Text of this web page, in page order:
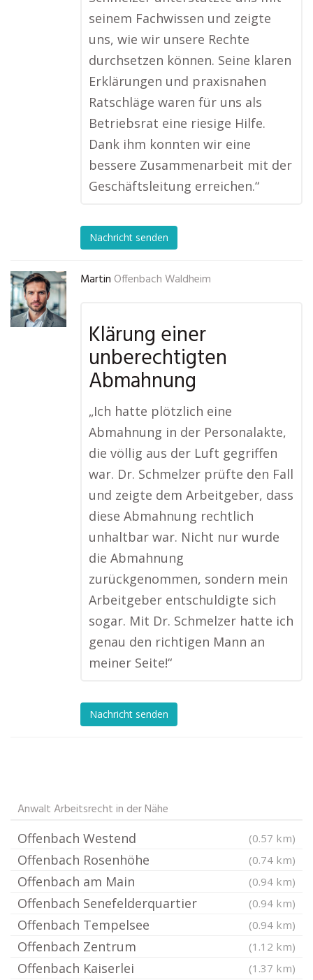
seinem Fachwissen und zeigte
uns, wie wir unsere Rechte
durchsetzen können. Seine klaren
Erklärungen und praxisnahen
Ratschläge waren für uns als
Betriebsrat eine riesige Hilfe.
Dank ihm konnten wir eine
bessere Zusammenarbeit mit der
Geschäftsleitung erreichen.“
Nachricht senden
Martin Offenbach Waldheim
Klärung einer
unberechtigten
Abmahnung
„Ich hatte plötzlich eine
Abmahnung in der Personalakte,
die völlig aus der Luft gegriffen
war. Dr. Schmelzer prüfte den Fall
und zeigte dem Arbeitgeber, dass
diese Abmahnung rechtlich
unhaltbar war. Nicht nur wurde
die Abmahnung
zurückgenommen, sondern mein
Arbeitgeber entschuldigte sich
sogar. Mit Dr. Schmelzer hatte ich
genau den richtigen Mann an
meiner Seite!“
Nachricht senden
Anwalt Arbeitsrecht in der Nähe
Offenbach Westend (0.57 km)
Offenbach Rosenhöhe (0.74 km)
Offenbach am Main (0.94 km)
Offenbach Senefelderquartier (0.94 km)
Offenbach Tempelsee (0.94 km)
Offenbach Zentrum (1.12 km)
Offenbach Kaiserlei (1.37 km)